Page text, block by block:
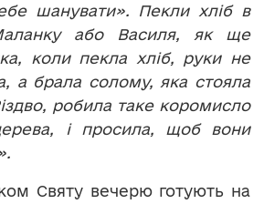
шанувати». Пекли хліб в
або Василя, як ще
коли пекла хліб, руки не
а брала солому, яка стояла
робила таке коромисло
і просила, щоб вони
Святу вечерю готують на